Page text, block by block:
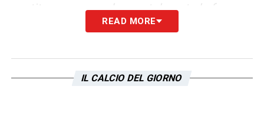
partita, recuperando mentalmente le forze.
Quello è uno dei segreti perché concentro
sugli allenamenti. Quindi cerco di non
togliere la mia concentrazione di questo
READ MORE
IL CALCIO DEL GIORNO